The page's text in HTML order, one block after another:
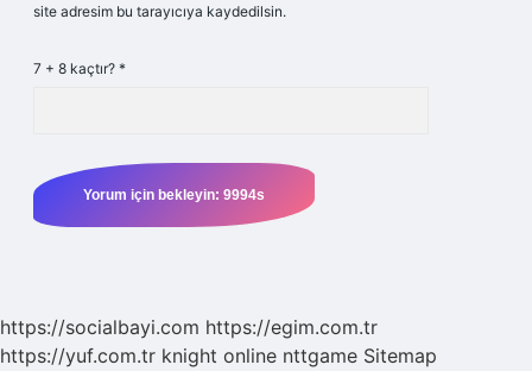
site adresim bu tarayıcıya kaydedilsin.
7 + 8 kaçtır? *
https://socialbayi.com https://egim.com.tr
https://yuf.com.tr knight online nttgame Sitemap